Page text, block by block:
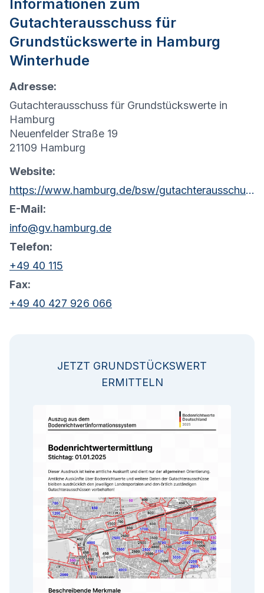
Informationen zum
Gutachterausschuss für
Grundstückswerte in Hamburg
Winterhude
Adresse:
Gutachterausschuss für Grundstückswerte in
Hamburg
Neuenfelder Straße 19
21109 Hamburg
Website:
https://www.hamburg.de/bsw/gutachterausschuss
E-Mail:
info@gv.hamburg.de
Telefon:
+49 40 115
Fax:
+49 40 427 926 066
JETZT GRUNDSTÜCKSWERT
ERMITTELN